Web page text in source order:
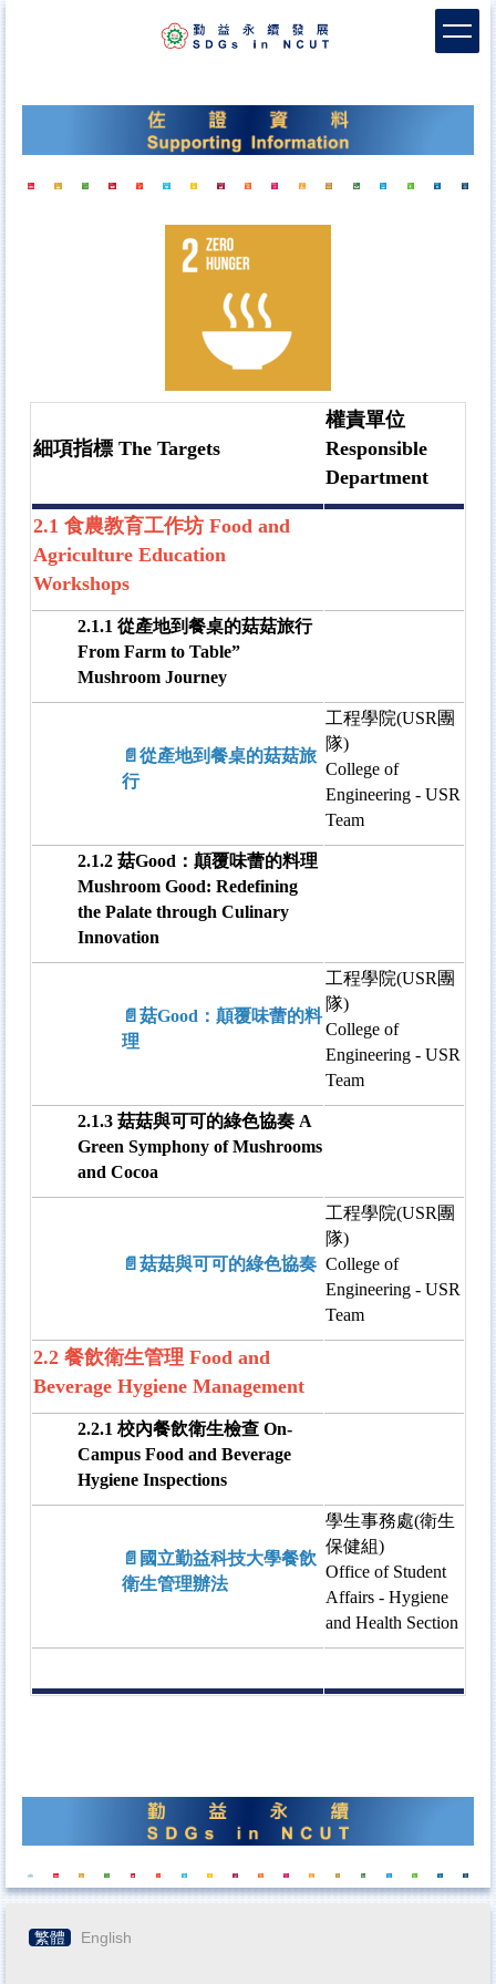
內
區
細項指標 The Targets
權責單位
Responsible
Department
2.1 食農教育工作坊 Food and
Agriculture Education
Workshops
2.1.1 從產地到餐桌的菇菇旅行
From Farm to Table”
Mushroom Journey
📄從產地到餐桌的菇菇旅
行
工程學院(USR團
隊)
College of
Engineering - USR
Team
2.1.2 菇Good：顛覆味蕾的料理
Mushroom Good: Redefining
the Palate through Culinary
Innovation
📄菇Good：顛覆味蕾的料
理
工程學院(USR團
隊)
College of
Engineering - USR
Team
2.1.3 菇菇與可可的綠色協奏 A
Green Symphony of Mushrooms
and Cocoa
📄菇菇與可可的綠色協奏
工程學院(USR團
隊)
College of
Engineering - USR
Team
2.2 餐飲衛生管理 Food and
Beverage Hygiene Management
2.2.1 校內餐飲衛生檢查 On-
Campus Food and Beverage
Hygiene Inspections
📄國立勤益科技大學餐飲
衛生管理辦法
學生事務處(衛生
保健組)
Office of Student
Affairs - Hygiene
and Health Section
繁體 English